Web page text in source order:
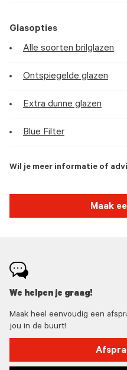
Glasopties
Alle soorten brilglazen
Ontspiegelde glazen
Extra dunne glazen
Blue Filter
Wil je meer informatie of
Maak
We helpen je graag!
Maak heel eenvoudig een
jou in de buurt!